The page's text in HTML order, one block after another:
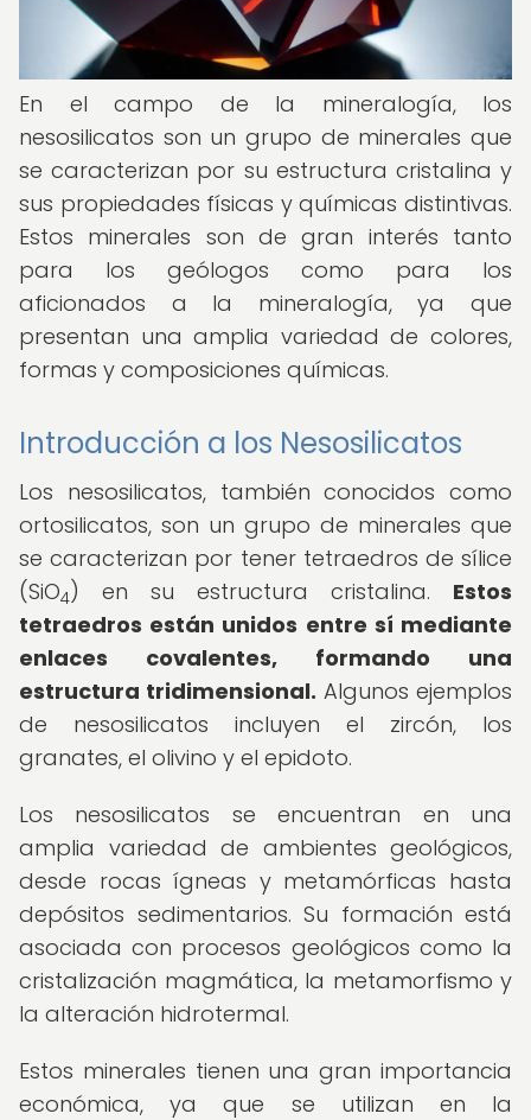
En el campo de la mineralogía, los
nesosilicatos son un grupo de minerales que
se caracterizan por su estructura cristalina y
sus propiedades físicas y químicas distintivas.
Estos minerales son de gran interés tanto
para los geólogos como para los
aficionados a la mineralogía, ya que
presentan una amplia variedad de colores,
formas y composiciones químicas.
Introducción a los Nesosilicatos
Los nesosilicatos, también conocidos como
ortosilicatos, son un grupo de minerales que
se caracterizan por tener tetraedros de sílice
(SiO4) en su estructura cristalina. Estos
tetraedros están unidos entre sí mediante
enlaces covalentes, formando una
estructura tridimensional. Algunos ejemplos
de nesosilicatos incluyen el zircón, los
granates, el olivino y el epidoto.
Los nesosilicatos se encuentran en una
amplia variedad de ambientes geológicos,
desde rocas ígneas y metamórficas hasta
depósitos sedimentarios. Su formación está
asociada con procesos geológicos como la
cristalización magmática, la metamorfismo y
la alteración hidrotermal.
Estos minerales tienen una gran importancia
económica, ya que se utilizan en la